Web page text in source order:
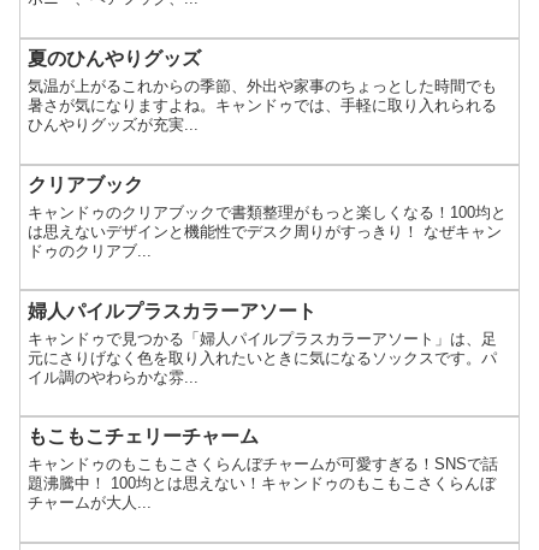
夏のひんやりグッズ
気温が上がるこれからの季節、外出や家事のちょっとした時間でも
暑さが気になりますよね。キャンドゥでは、手軽に取り入れられる
ひんやりグッズが充実...
クリアブック
キャンドゥのクリアブックで書類整理がもっと楽しくなる！100均と
は思えないデザインと機能性でデスク周りがすっきり！ なぜキャン
ドゥのクリアブ...
婦人パイルプラスカラーアソート
キャンドゥで見つかる「婦人パイルプラスカラーアソート」は、足
元にさりげなく色を取り入れたいときに気になるソックスです。パ
イル調のやわらかな雰...
もこもこチェリーチャーム
キャンドゥのもこもこさくらんぼチャームが可愛すぎる！SNSで話
題沸騰中！ 100均とは思えない！キャンドゥのもこもこさくらんぼ
チャームが大人...